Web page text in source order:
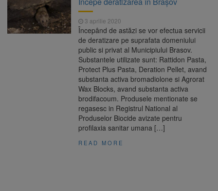
nopții, nu oprirea iluminatului public
7 august 2026
Trafic blocat pe DN1E Brașov
– Poiana Brașov după un accident. Două
persoane primesc îngrijiri medicale
Dosar de evaziune fiscală de
peste 330.000 de lei, clasat la Brașov după
8 august ar putea deveni
Ziua Europeană de Comemorare a Victimelor
Accidentelor de Muncă
3 aprilie 2020
Începând de astăzi se vor efectua servicii
de deratizare pe suprafata domeniului
public si privat al Municipiului Brasov.
Substantele utilizate sunt: Rattidon Pasta,
Protect Plus Pasta, Deration Pellet, avand
substanta activa bromadiolone si Agrorat
Wax Blocks, avand substanta activa
brodifacoum. Produsele mentionate se
regasesc in Registrul National al
Produselor Biocide avizate pentru
profilaxia sanitar umana […]
READ MORE